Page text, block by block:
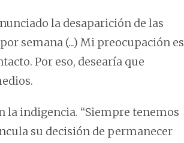
la desaparición de las
semana (...) Mi preocupación es
Por eso, desearía que
la indigencia. “Siempre tenemos
su decisión de permanecer